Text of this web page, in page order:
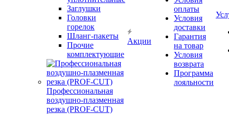
Заглушки
Головки
горелок
Шланг-пакеты
Прочие
комплектующие
Профессиональная
воздушно-плазменная
резка (PROF-CUT)
Акции
оплаты
Условия
доставки
Гарантия
на товар
Условия
возврата
Программа
лояльности